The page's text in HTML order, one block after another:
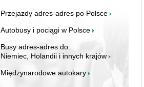
Przejazdy adres-adres po Polsce
Autobusy i pociągi w Polsce
Busy adres-adres do:
Niemiec, Holandii i innych krajów
Międzynarodowe autokary